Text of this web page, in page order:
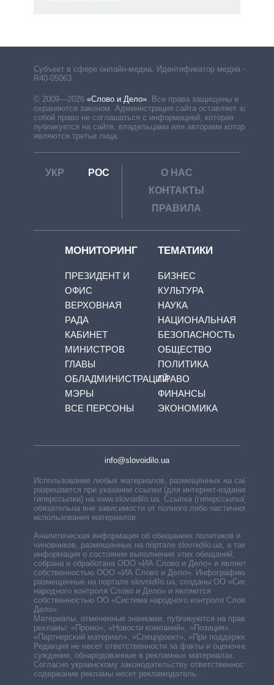
Субъект в сфере онлайн-медиа. Идентификатор медиа –
R40-05063
© 2009—2026 «Слово и Дело». Все права защищены и
охраняются законом. Администрация сайта оставляет за
собой право не соглашаться с информацией, которая
публикуется на сайте, владельцами или авторами которой
являются третьи лица.
УКР РОС
О НАС
КОНТАКТЫ
ПРАВИЛА
МОНИТОРИНГ
ПРЕЗИДЕНТ И
ОФИС
ВЕРХОВНАЯ
РАДА
КАБИНЕТ
МИНИСТРОВ
ГЛАВЫ
ОБЛАДМИНИСТРАЦИЙ
МЭРЫ
ВСЕ ПЕРСОНЫ
ТЕМАТИКИ
БИЗНЕС
КУЛЬТУРА
НАУКА
НАЦИОНАЛЬНАЯ
БЕЗОПАСНОСТЬ
ОБЩЕСТВО
ПОЛИТИКА
ПРАВО
ФИНАНСЫ
ЭКОНОМИКА
info@slovoidilo.ua
Использование любых материалов, размещённых на сайте,
разрешается при указании ссылки (для интернет-изданий —
гиперссылки) на www.slovoidilo.ua. Ссылка (гиперссылка)
обязательна вне зависимости от полного либо частичного
использования материалов.
Аналитическая информация об обещаниях политиков и
чиновников, размещенных на портале slovoidilo.ua, а также
информация о состоянии выполнения этих обещаний,
собрана и обработана ООО «ИА Слово и Дело» и является
собственностью ООО «ИА Слово и Дело». Инфографики,
размещенные на портале slovoidilo.ua, созданы ОО «Система
народного контроля Слово и Дело» и являются
собственностью ОО «Система народного контроля Слово и
Дело».
Материалы, отмеченные значками, публикуются на правах
рекламы: «Промо», «Новости компаний», «Позиция»,
«Партнерский материал», «Спецпроект», «При поддержке».
Редакция не несет ответственности за факты и оценочные
суждения, обнародованные в рекламных материалах.
Согласно украинскому законодательству ответственность за
содержание рекламы несет рекламодатель.